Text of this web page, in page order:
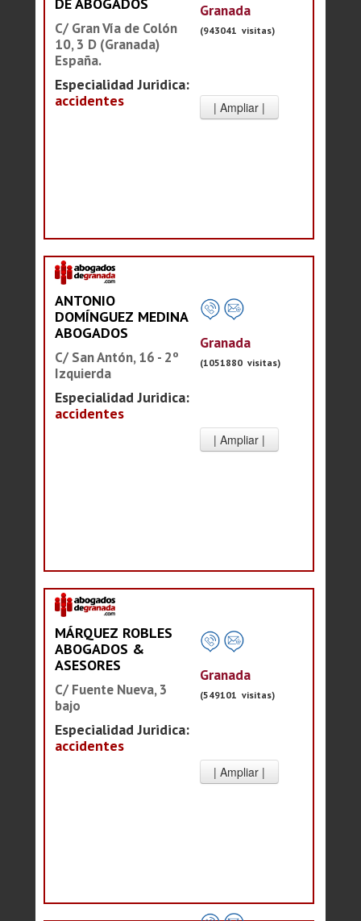
C/ Gran Vía de Colón
10, 3 D (Granada)
España.
Especialidad Juridica:
accidentes
Granada
(943041 visitas)
ANTONIO
DOMÍNGUEZ MEDINA
ABOGADOS
C/ San Antón, 16 - 2º
Izquierda
Especialidad Juridica:
accidentes
Granada
(1051880 visitas)
MÁRQUEZ ROBLES
ABOGADOS &
ASESORES
C/ Fuente Nueva, 3
bajo
Especialidad Juridica:
accidentes
Granada
(549101 visitas)